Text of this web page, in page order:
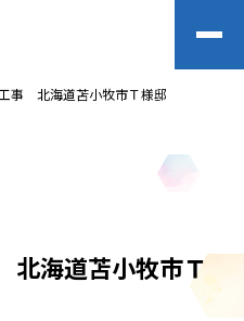
事 北海道苫小牧市Ｔ様邸
海道苫小牧市Ｔ